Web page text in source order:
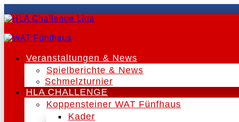
Veranstaltungen & News
Spielberichte & News
Schmelzturnier
HLA CHALLENGE
Koppensteiner WAT Fünfhaus
Kader